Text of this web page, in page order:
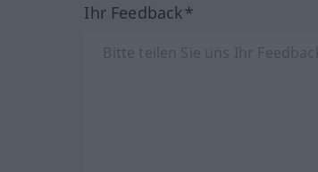
Ihr Feedback*